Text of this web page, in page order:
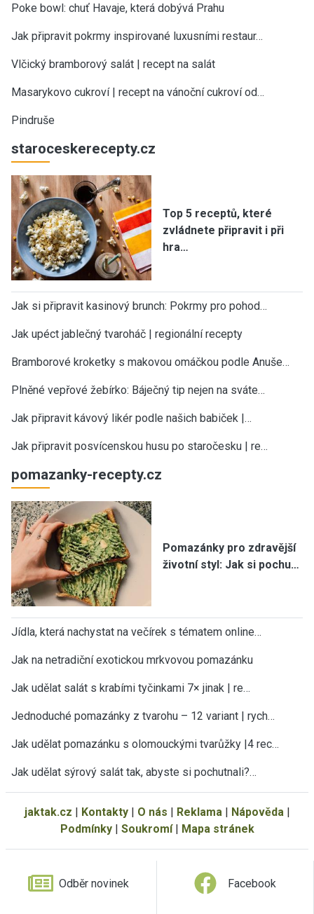
Poke bowl: chuť Havaje, která dobývá Prahu
Jak připravit pokrmy inspirované luxusními restaur…
Vlčický bramborový salát | recept na salát
Masarykovo cukroví | recept na vánoční cukroví od…
Pindruše
staroceskerecepty.cz
Top 5 receptů, které
zvládnete připravit i při
hra…
Jak si připravit kasinový brunch: Pokrmy pro pohod…
Jak upéct jablečný tvaroháč | regionální recepty
Bramborové kroketky s makovou omáčkou podle Anuše…
Plněné vepřové žebírko: Báječný tip nejen na sváte…
Jak připravit kávový likér podle našich babiček |…
Jak připravit posvícenskou husu po staročesku | re…
pomazanky-recepty.cz
Pomazánky pro zdravější
životní styl: Jak si pochu…
Jídla, která nachystat na večírek s tématem online…
Jak na netradiční exotickou mrkvovou pomazánku
Jak udělat salát s krabími tyčinkami 7× jinak | re…
Jednoduché pomazánky z tvarohu – 12 variant | rych…
Jak udělat pomazánku s olomouckými tvarůžky |4 rec…
Jak udělat sýrový salát tak, abyste si pochutnali?…
jaktak.cz | Kontakty| O nás | Reklama | Nápověda |
Podmínky| Soukromí| Mapa stránek
Odběr novinek Facebook